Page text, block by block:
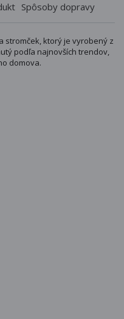
Spôsoby dopravy
stromček, ktorý je vyrobený z
podľa najnovších trendov,
domova.